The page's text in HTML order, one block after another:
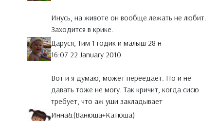
Инусь, на животе он вообще лежать не любит.
Заходится в крике.
Даруся, Тим 1 годик и малыш 28 н
16:07 22 January 2010
Вот и я думаю, может переедает. Но и не
давать тоже не могу. Так кричит, когда сисю
требует, что аж уши закладывает
Инна&(Ванюша+Катюша)